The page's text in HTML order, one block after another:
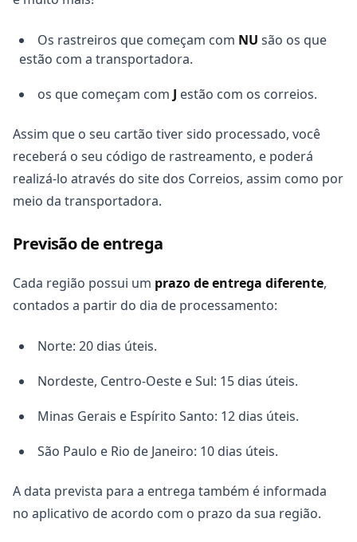
Os rastreiros que começam com NU são os que
estão com a transportadora.
os que começam com J estão com os correios.
Assim que o seu cartão tiver sido processado, você
receberá o seu código de rastreamento, e poderá
realizá-lo através do site dos Correios, assim como por
meio da transportadora.
Previsão de entrega
Cada região possui um prazo de entrega diferente,
contados a partir do dia de processamento:
Norte: 20 dias úteis.
Nordeste, Centro-Oeste e Sul: 15 dias úteis.
Minas Gerais e Espírito Santo: 12 dias úteis.
São Paulo e Rio de Janeiro: 10 dias úteis.
A data prevista para a entrega também é informada
no aplicativo de acordo com o prazo da sua região.